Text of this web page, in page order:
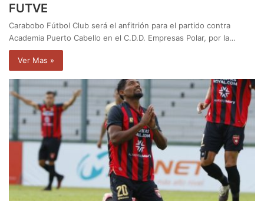
FUTVE
Carabobo Fútbol Club será el anfitrión para el partido contra
Academia Puerto Cabello en el C.D.D. Empresas Polar, por la…
Ver Mas »